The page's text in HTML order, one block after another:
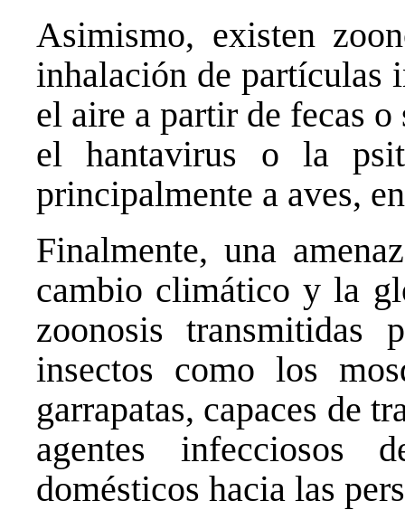
Asimismo, existen
inhalación de partículas
el aire a partir de fecas
el hantavirus o la
principalmente a aves,
Finalmente, una
cambio climático y la
zoonosis transmitidas
insectos como los
garrapatas, capaces de
agentes infecciosos
domésticos hacia las